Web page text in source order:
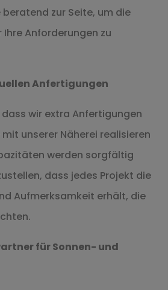
zur Seite, um die
Anforderungen zu
Anfertigungen
wir extra Anfertigungen
unserer Näherei realisieren
werden sorgfältig
dass jedes Projekt die
Aufmerksamkeit erhält, die
für Sonnen- und